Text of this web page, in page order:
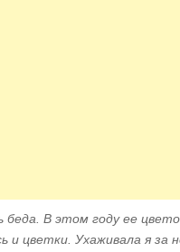
В этом году ее
и цветки. Ухаживала я за